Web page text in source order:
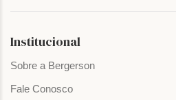
Institucional
Sobre a Bergerson
Fale Conosco